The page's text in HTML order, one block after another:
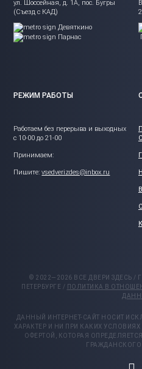
ул. Шоссейная, д. 1А, пос. Бугры
(Съезд с КАД)
Девяткино
Парнас
РЕЖИМ РАБОТЫ
Работаем без перерыва и выходных
с 10-00 до 21-00
Принимаем:
Пишите:vsedverizdes@inbox.ru
© 2022—2026 ВСЕ ДВЕРИ ЗДЕСЬ /
ПЕТЕРБУРГЕ / ПОЛИТИКА В
ДАННЫЙ ИНТЕРНЕТ-САЙТ НОСИТ
ХАРАКТЕР И НИ ПРИ КАКИХ
ОФЕРТОЙ, КОТОРАЯ
ГРАЖДАНСКОГО